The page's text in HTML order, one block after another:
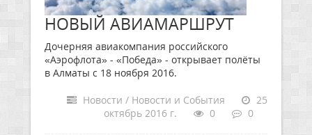
НОВЫЙ АВИАМАРШРУТ
Дочерняя авиакомпания российского
«Аэрофлота» - «Победа» - открывает полёты
в Алматы с 18 ноября 2016.
Новости / Новости и События
25
октябрь 2016 г.
0 0